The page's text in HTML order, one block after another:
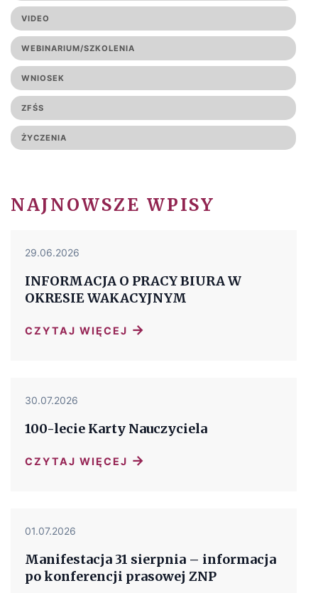
VIDEO
WEBINARIUM/SZKOLENIA
WNIOSEK
ZFŚS
ŻYCZENIA
NAJNOWSZE WPISY
29.06.2026
INFORMACJA O PRACY BIURA W
OKRESIE WAKACYJNYM
CZYTAJ WIĘCEJ →
30.07.2026
100-lecie Karty Nauczyciela
CZYTAJ WIĘCEJ →
01.07.2026
Manifestacja 31 sierpnia – informacja
po konferencji prasowej ZNP